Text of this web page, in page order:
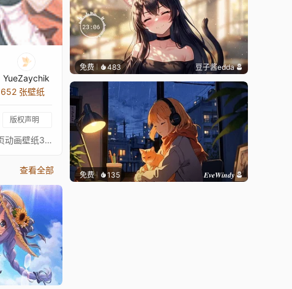
YueZaychik
652 张壁纸
版权声明
プリンセスコネクトリダイブPrincess Connect! Re: Dive超异域公主连结！Re: Dive3星 新春日和 春猫 新春猫拳 511 3★ 主页动画壁纸3★ヒヨリ（ニューイヤー）通过 Waifu2x 降噪放大 + FFmpeg 60FPS 补帧处理21:9 带鱼屏适配版：https://steamcommunity.com/sharedfiles/filedetails/?id=2138362770PCR 16:9 合集：https://steamcommunity.com/sharedfiles/filedetails/?id=2134024999PCR 21:9 合集：https://steamcommunity.com/sharedfiles/filedetails/?id=2137377323
查看全部
免费 483 豆子酱edda
免费 135 𝑬𝒗𝒆𝑾𝒊𝒏𝒅𝒚